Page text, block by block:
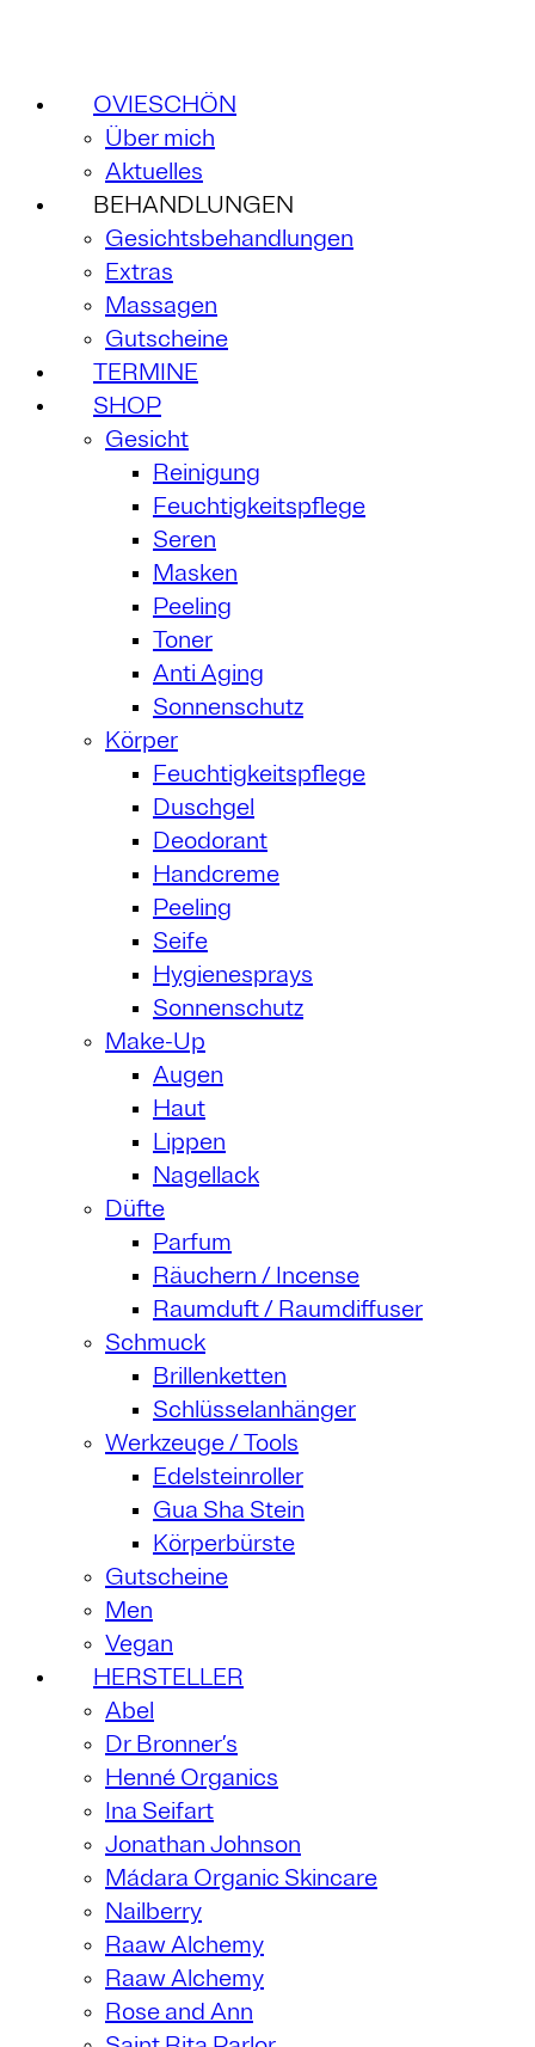
OVIESCHÖN
Über mich
Aktuelles
BEHANDLUNGEN
Gesichtsbehandlungen
Extras
Massagen
Gutscheine
TERMINE
SHOP
Gesicht
Reinigung
Feuchtigkeitspflege
Seren
Masken
Peeling
Toner
Anti Aging
Sonnenschutz
Körper
Feuchtigkeitspflege
Duschgel
Deodorant
Handcreme
Peeling
Seife
Hygienesprays
Sonnenschutz
Make-Up
Augen
Haut
Lippen
Nagellack
Düfte
Parfum
Räuchern / Incense
Raumduft / Raumdiffuser
Schmuck
Brillenketten
Schlüsselanhänger
Werkzeuge / Tools
Edelsteinroller
Gua Sha Stein
Körperbürste
Gutscheine
Men
Vegan
HERSTELLER
Abel
Dr Bronner’s
Henné Organics
Ina Seifart
Jonathan Johnson
Mádara Organic Skincare
Nailberry
Raaw Alchemy
Raaw Alchemy
Rose and Ann